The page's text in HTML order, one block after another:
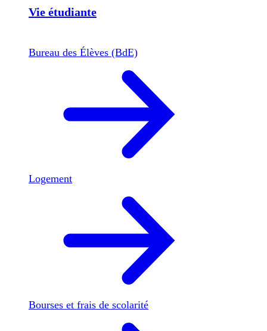
Vie étudiante
Bureau des Élèves (BdE)
Logement
Bourses et frais de scolarité